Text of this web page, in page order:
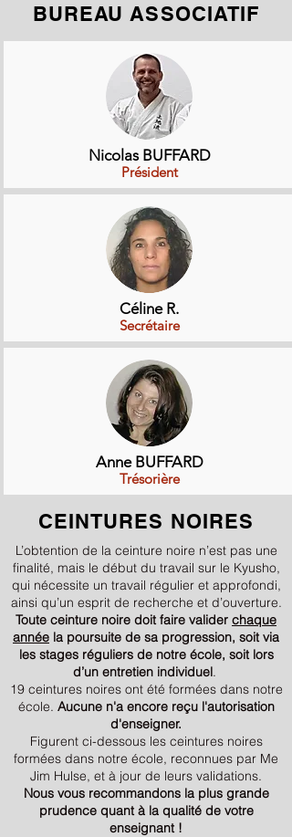
BUREAU ASSOCIATIF
Nicolas BUFFARD
Président
Céline R.
Secrétaire
Anne BUFFARD
Trésorière
CEINTURES NOIRES
L’obtention de la ceinture noire n’est pas une
finalité, mais le début du travail sur le Kyusho,
qui nécessite un travail régulier et approfondi,
ainsi qu’un esprit de recherche et d’ouverture.
Toute ceinture noire doit faire valider chaque
année la poursuite de sa progression, soit via
les stages réguliers de notre école, soit lors
d’un entretien individuel.
19 ceintures noires ont été formées dans notre
école. Aucune n'a encore reçu l'autorisation
d'enseigner.
Figurent ci-dessous les ceintures noires
formées dans notre école, reconnues par Me
Jim Hulse, et à jour de leurs validations.
Nous vous recommandons la plus grande
prudence quant à la qualité de votre
enseignant !